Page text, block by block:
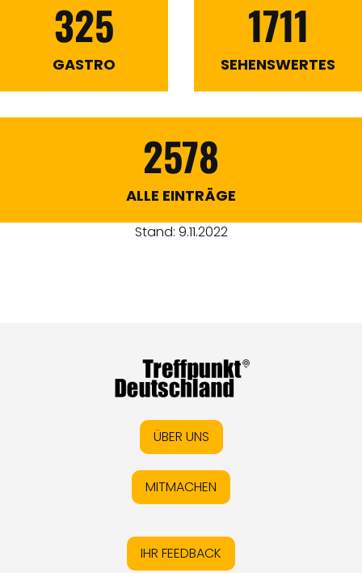
325
GASTRO
1711
SEHENSWERTES
2578
ALLE EINTRÄGE
Stand: 9.11.2022
ÜBER UNS
MITMACHEN
IHR FEEDBACK